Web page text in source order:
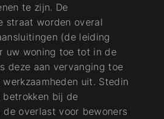
te zijn. De
straat worden overal
(de leiding
uw woning toe tot in de
deze aan vervanging toe
uit. Stedin
betrokken bij de
de overlast voor bewoners